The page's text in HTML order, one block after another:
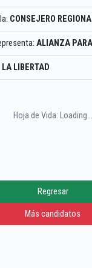
CONSEJERO
ALIANZA
LA LIBERTAD
Hoja de Vida: Loading...
Regresar
Más candidatos